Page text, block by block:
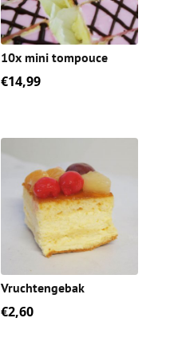
10x mini tompouce
€14,99
Vruchtengebak
€2,60